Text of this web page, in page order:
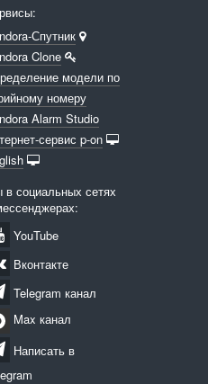
Спутник
Clone
модели по
номеру
Alarm Studio
сервис p-on
социальных сетях
YouTube
Вконтакте
Telegram канал
Max канал
Написать в